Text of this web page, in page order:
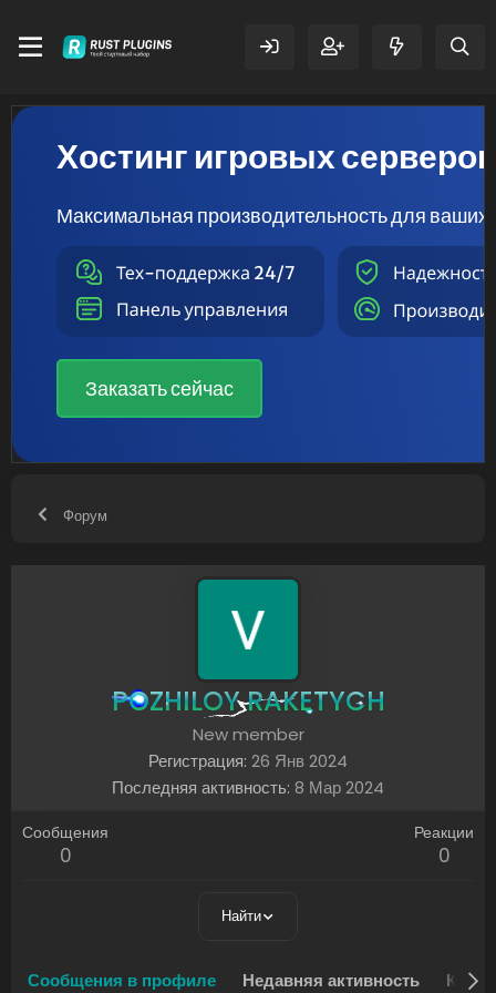
Хостинг игровых серверов
Максимальная производительность для ваших
Заказать сейчас
Форум
POZHILOY RAKETYCH
New member
Регистрация 26 Янв 2024
Последняя активность 8 Мар 2024
Сообщения
0
Реакции
0
Найти
Сообщения в профиле Недавняя активность